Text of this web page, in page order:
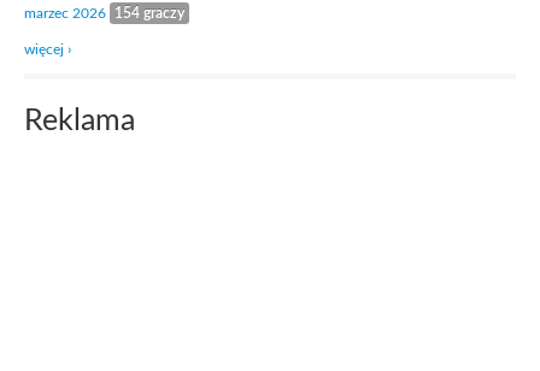
marzec 2026
154 graczy
więcej ›
Reklama